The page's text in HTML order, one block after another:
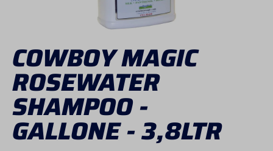
COWBOY MAGIC
ROSEWATER
SHAMPOO -
GALLONE - 3,8LTR